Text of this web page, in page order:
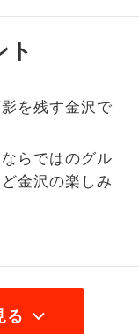
ト
を残す金沢で
らではのグル
金沢の楽しみ
る
お召し上がりいた
ガイドさんの説明
個人型プランで